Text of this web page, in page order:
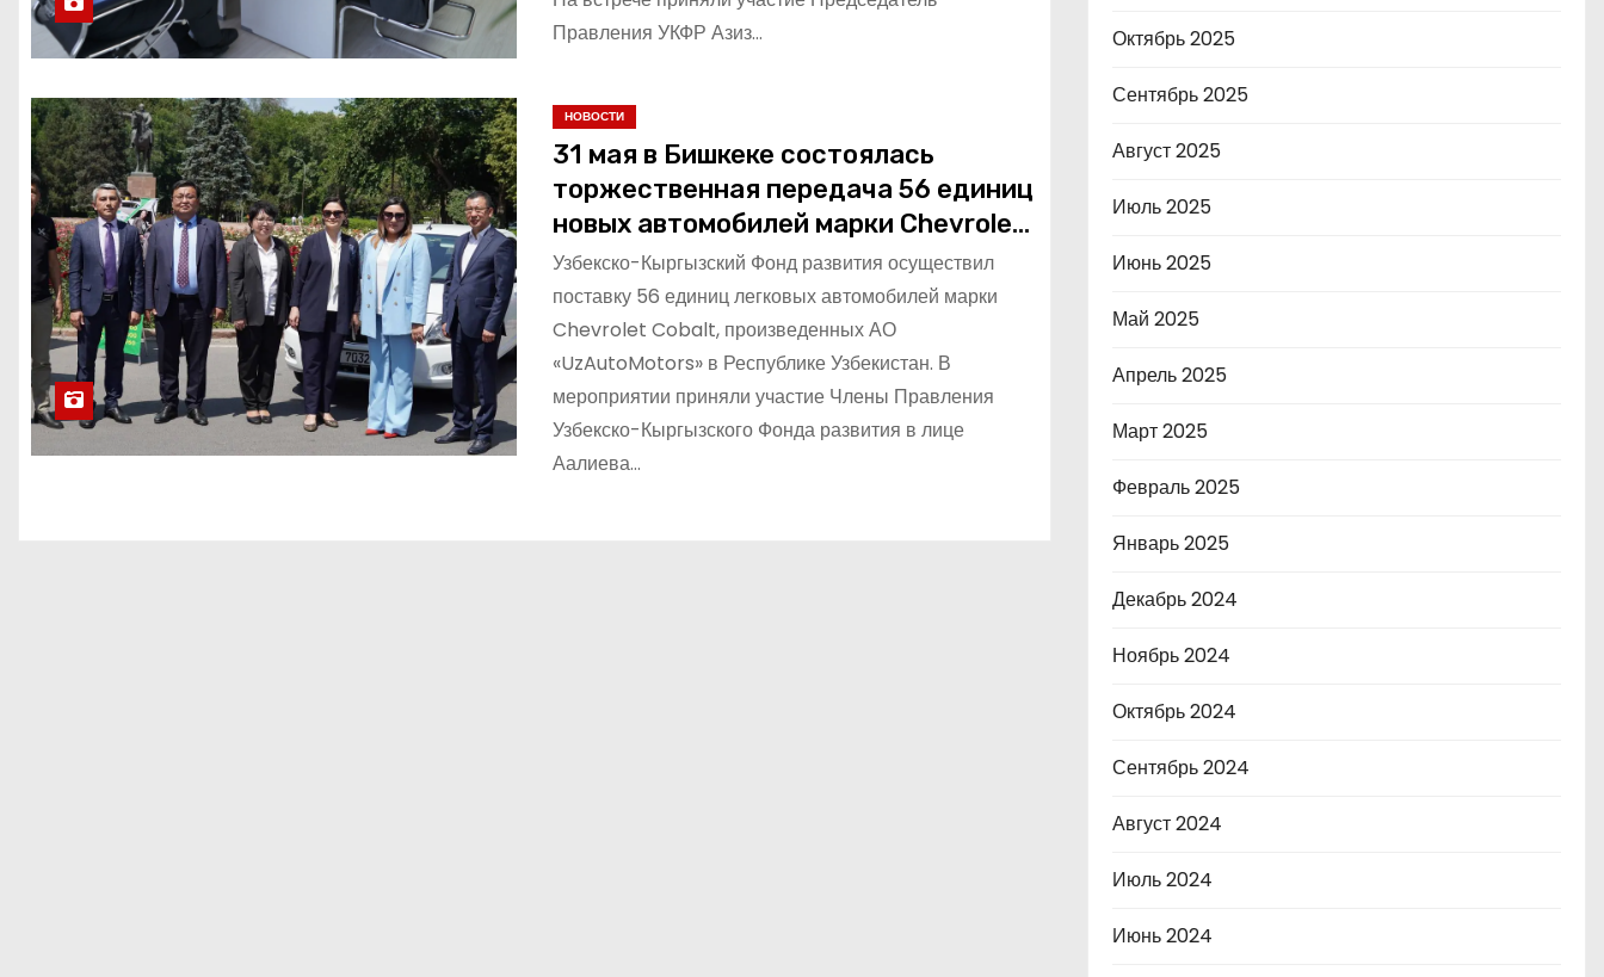
Правления УКФР Азиз…
НОВОСТИ
31 мая в Бишкеке состоялась
торжественная передача 56 единиц
новых автомобилей марки Chevrolet
Cobalt.
Узбекско-Кыргызский Фонд развития осуществил
поставку 56 единиц легковых автомобилей марки
Chevrolet Cobalt, произведенных АО
«UzAutoMotors» в Республике Узбекистан. В
мероприятии приняли участие Члены Правления
Узбекско-Кыргызского Фонда развития в лице
Аалиева…
Октябрь 2025
Сентябрь 2025
Август 2025
Июль 2025
Июнь 2025
Май 2025
Апрель 2025
Март 2025
Февраль 2025
Январь 2025
Декабрь 2024
Ноябрь 2024
Октябрь 2024
Сентябрь 2024
Август 2024
Июль 2024
Июнь 2024